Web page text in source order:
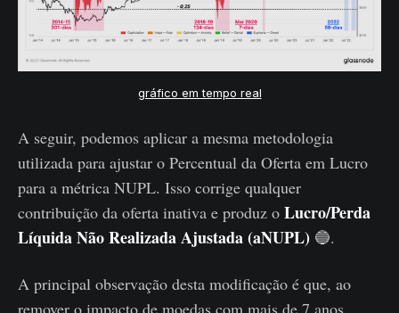
gráfico em tempo real
A seguir, podemos aplicar a mesma metodologia
utilizada para ajustar o Percentual da Oferta em Lucro
para a métrica NUPL. Isso corrige qualquer
contribuição da oferta inativa e produz o Lucro/Perda
Líquida Não Realizada Ajustada (aNUPL) 🔵.
A principal observação desta modificação é que, ao